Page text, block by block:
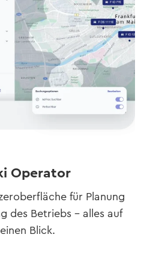
Operator
für Planung
des Betriebs – alles auf
einen Blick.